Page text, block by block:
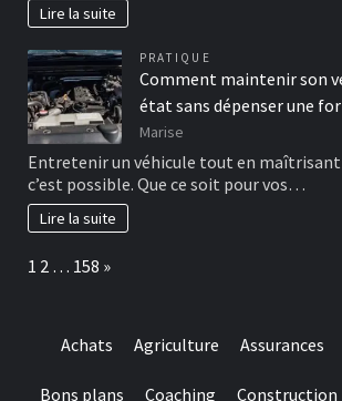
Lire la suite
PRATIQUE
Comment maintenir son
état sans dépenser une
Marise
Entretenir un véhicule tout en
c’est possible. Que ce soit pour vos…
Lire la suite
Page:
1 2 … 158 Next
»
Achats Agriculture Assurances
Bons plans Coaching Construction